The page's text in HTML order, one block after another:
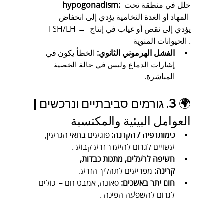
hypogonadism:
المهاد أو الغدة النخامية يؤدي إلى انخفاض
FSH/LH → يؤدي إلى نقص أو غياب في إنتاج
الحيوانات المنوية .
الفشل الهرموني الثانوي: الخطأ يكون في
إشارات الدماغ وليس في حالة الخصية
المباشرة.
🌍 3. גורמים סביבתיים ונרכשים |
العوامل البيئية والمكتسبة
כימותרפיה / הקרנה: פוגעים בתאי הגרעין,
עשויים לגרום להיעדר זרע קבוע .
חשיפה לרעלים, מתכות כבדות,
קרינה: מפריעים לתהליך הזרע.
חום יתר באשכים: סאונה, אמבט חם – יכולים
לגרום להשפעה הפיכה .